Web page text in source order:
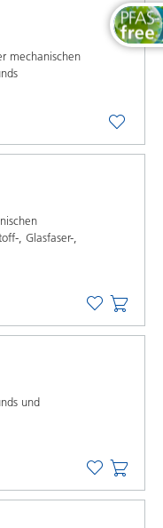
mechanischen
, Glasfaser-,
und